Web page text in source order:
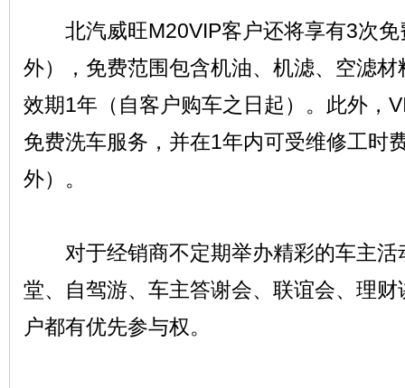
北汽威旺M20VIP客户还将享有3次免
外），免费范围包含机油、机滤、空滤
效期1年（自客户购车之日起）。此外，
免费洗车服务，并在1年内可受维修工时
外）。
对于经销商不定期举办精彩的车主活
堂、自驾游、车主答谢会、联谊会、理
户都有优先参与权。